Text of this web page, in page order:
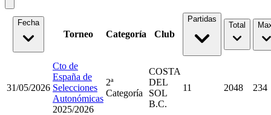
Fecha
Torneo Categoría Club
Partidas
Total
31/05/2026
Cto de
España de
Selecciones
Autonómicas
2025/2026
2ª
Categoría
COSTA
DEL
SOL
B.C.
11 2048 234